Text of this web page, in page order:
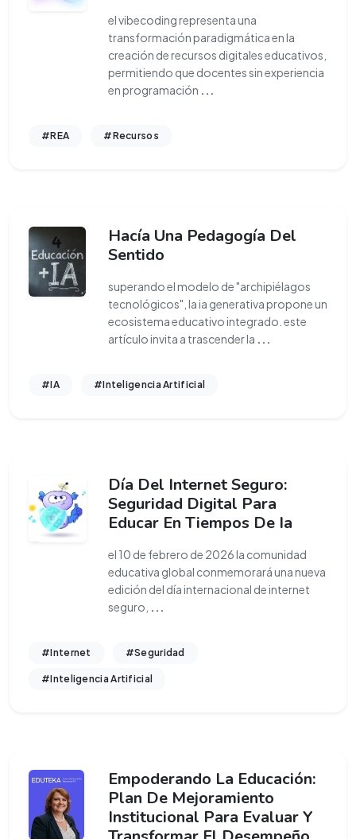
el vibecoding representa una
transformación paradigmática en la
creación de recursos digitales educativos,
permitiendo que docentes sin experiencia
en programación ...
#REA #Recursos
Hacía Una Pedagogía Del
Sentido
superando el modelo de "archipiélagos
tecnológicos", la ia generativa propone un
ecosistema educativo integrado. este
artículo invita a trascender la ...
#IA #Inteligencia Artificial
Día Del Internet Seguro:
Seguridad Digital Para
Educar En Tiempos De Ia
el 10 de febrero de 2026 la comunidad
educativa global conmemorará una nueva
edición del día internacional de internet
seguro, ...
#Internet #Seguridad
#Inteligencia Artificial
Empoderando La Educación:
Plan De Mejoramiento
Institucional Para Evaluar Y